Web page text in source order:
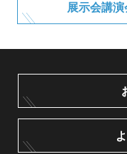
展示会講